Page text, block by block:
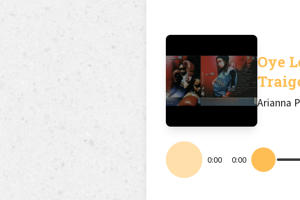
Oye
Arianna
0:00 0:00